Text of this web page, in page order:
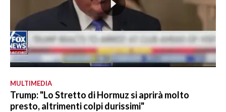
MULTIMEDIA
Trump: "Lo Stretto di Hormuz si aprirà molto
presto, altrimenti colpi durissimi"